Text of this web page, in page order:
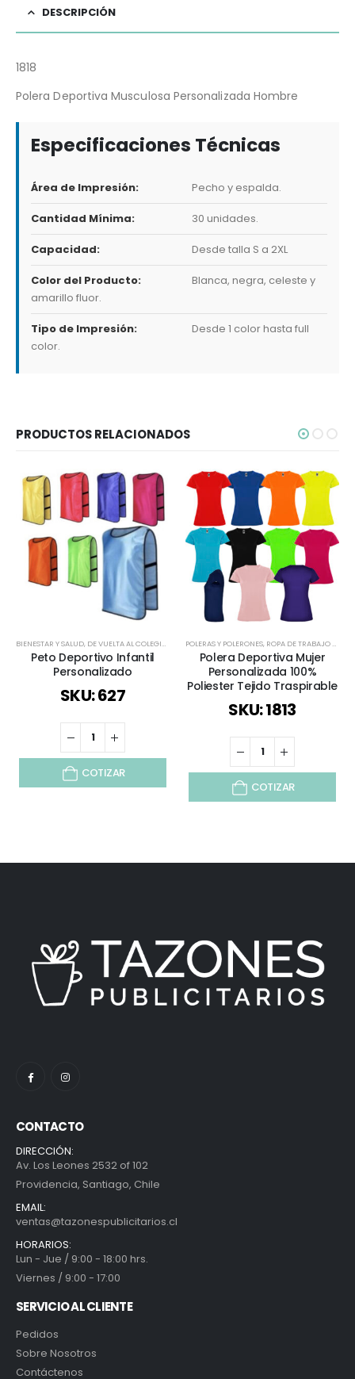
DESCRIPCIÓN
1818
Polera Deportiva Musculosa Personalizada Hombre
Especificaciones Técnicas
Área de Impresión: Pecho y espalda.
Cantidad Mínima: 30 unidades.
Capacidad: Desde talla S a 2XL
Color del Producto:
Blanca, negra, celeste y
amarillo fluor.
Tipo de Impresión:
Desde 1 color hasta full
color.
PRODUCTOS RELACIONADOS
BIENESTAR Y SALUD, DE VUELTA AL COLEGIO DEPORTES Y BIENESTAR,INFANTIL Y JUVENIL,
Peto Deportivo Infantil
Personalizado
SKU: 627
COTIZAR
POLERAS Y POLERONES, ROPA DE TRABAJO Y PUBLICITARIO
Polera Deportiva Mujer
Personalizada 100%
Poliester Tejido Traspirable
SKU: 1813
COTIZAR
CONTACTO
DIRECCIÓN:
Av. Los Leones 2532 of 102
Providencia, Santiago, Chile
EMAIL:
ventas@tazonespublicitarios.cl
HORARIOS:
Lun - Jue / 9:00 - 18:00 hrs.
Viernes / 9:00 - 17:00
SERVICIO AL CLIENTE
Pedidos
Sobre Nosotros
Contáctenos